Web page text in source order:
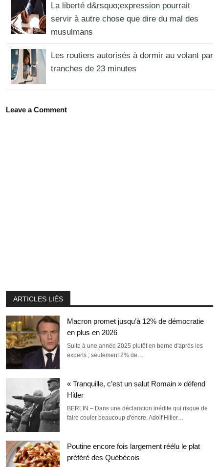
La liberté d&rsquo;expression pourrait
servir à autre chose que dire du mal des
musulmans
Les routiers autorisés à dormir au volant par
tranches de 23 minutes
Leave a Comment
ARTICLES LIÉS
Macron promet jusqu’à 12% de démocratie
en plus en 2026
Suite à une année 2025 plutôt en berne d'après les
experts ; seulement 2% de…
« Tranquille, c’est un salut Romain » défend
Hitler
BERLIN – Dans une déclaration inédite qui risque de
faire couler beaucoup d'encre, Adolf Hitler…
Poutine encore fois largement réélu le plat
préféré des Québécois